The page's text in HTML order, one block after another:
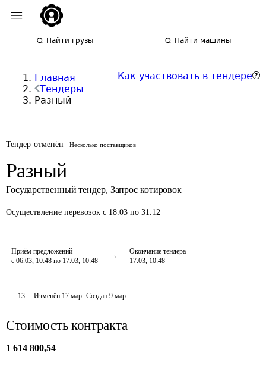
Найти грузы Найти машины
Главная
Тендеры
Разный
Как участвовать в тендере
Тендер отменён Несколько поставщиков
Разный
Государственный тендер, Запрос котировок
Осуществление перевозок с 18.03 по 31.12
Приём предложений
с 06.03, 10:48 по 17.03, 10:48
Окончание тендера
17.03, 10:48
13 Изменён 17 мар. Создан 9 мар
Стоимость контракта
1 614 800,54